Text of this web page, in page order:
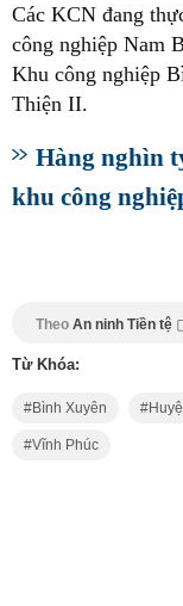
Các KCN đang
công nghiệp Nam
Khu công nghiệp
Thiện II.
Hàng nghìn
khu công
Theo An ninh Tiền tệ
Từ Khóa:
Bình Xuyên
Vĩnh Phúc